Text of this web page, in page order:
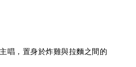
唱，置身於炸雞與拉麵之間的